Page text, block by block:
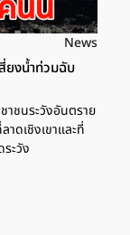
News
ยงน้ำท่วมฉับ
ชนระวังอันตราย
ดเชิงเขาและที่
ะวัง